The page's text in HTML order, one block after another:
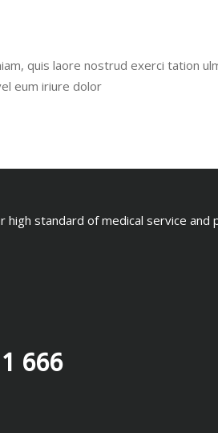
quis laore nostrud exerci tation
eum iriure dolor
high standard of medical service and
666